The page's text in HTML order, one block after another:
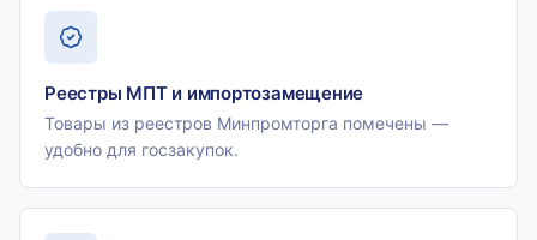
Реестры МПТ и импортозамещение
Товары из реестров Минпромторга помечены —
удобно для госзакупок.